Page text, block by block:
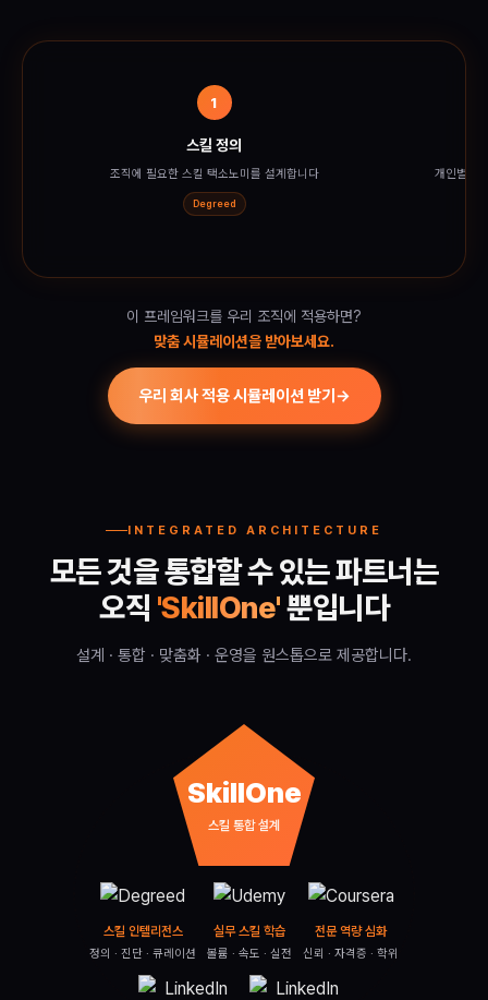
1
스킬 정의
조직에 필요한 스킬 택소노미를 설계합니다
Degreed
개인별 스
이 프레임워크를 우리 조직에 적용하면?
맞춤 시뮬레이션을 받아보세요.
우리 회사 적용 시뮬레이션 받기 →
INTEGRATED ARCHITECTURE
모든 것을 통합할 수 있는 파트너는
오직 'SkillOne'뿐입니다
설계 · 통합 · 맞춤화 · 운영을 원스톱으로 제공합니다.
SkillOne
스킬 통합 설계
스킬 인텔리전스
정의 · 진단 · 큐레이션
실무 스킬 학습
볼륨 · 속도 · 실전
전문 역량 심화
신뢰 · 자격증 · 학위